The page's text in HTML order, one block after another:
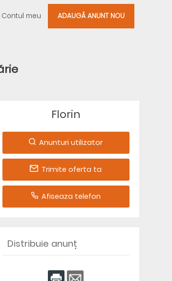
Contul meu ADAUGĂ ANUNT NOU
Florin
Anunturi utilizator
Trimite oferta ta
Afiseaza telefon
Distribuie anunț